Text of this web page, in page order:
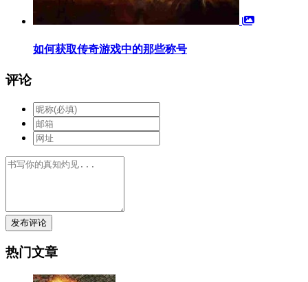
如何获取传奇游戏中的那些称号
评论
发布评论
热门文章